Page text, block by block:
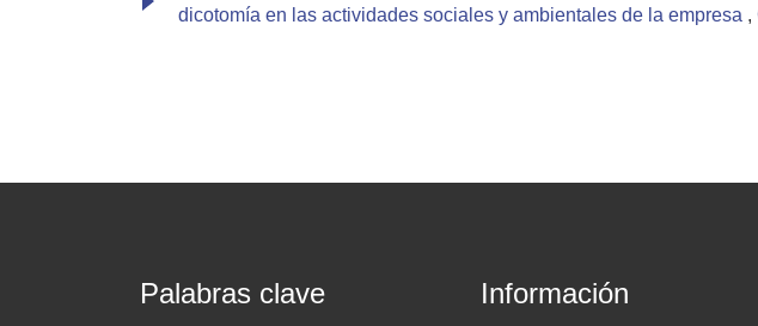
dicotomía en las actividades sociales y ambientales de la empresa ,
Palabras clave Información